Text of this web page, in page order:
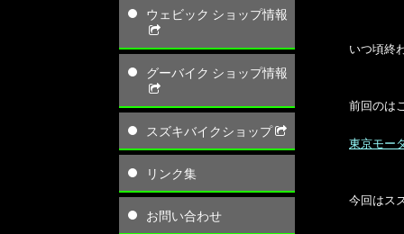
ウェビック ショップ情報
グーバイク ショップ情報
スズキバイクショップ
リンク集
お問い合わせ
いつ頃終
前回のは
東京モー
今回はス